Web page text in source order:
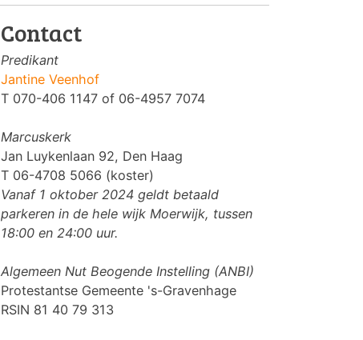
Contact
Predikant
Jantine Veenhof
T 070-406 1147 of 06-4957 7074
Marcuskerk
Jan Luykenlaan 92, Den Haag
T 06-4708 5066 (koster)
Vanaf 1 oktober 2024 geldt betaald
parkeren in de hele wijk Moerwijk, tussen
18:00 en 24:00 uur.
Algemeen Nut Beogende Instelling (ANBI)
Protestantse Gemeente 's-Gravenhage
RSIN 81 40 79 313